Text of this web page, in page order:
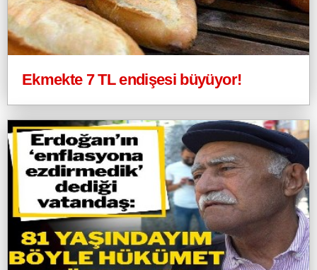
Ekmekte 7 TL endişesi büyüyor!